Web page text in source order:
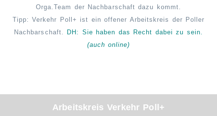
Orga.Team der Nachbarschaft dazu kommt.
Tipp: Verkehr Poll+ ist ein offener Arbeitskreis der Poller
Nachbarschaft.
DH: Sie haben das Recht dabei zu sein.
(auch online)
Arbeitskreis Verkehr Poll+